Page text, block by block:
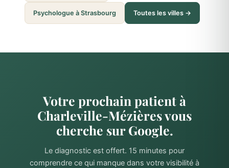
Psychologue à Strasbourg Toutes les villes →
Votre prochain patient à
Charleville-Mézières vous
cherche sur Google.
Le diagnostic est offert. 15 minutes pour
comprendre ce qui manque dans votre visibilité à